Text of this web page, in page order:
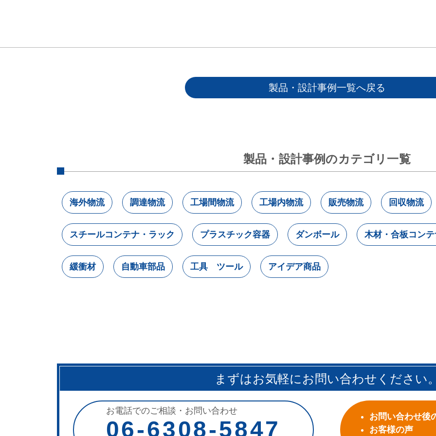
製品・設計事例一覧へ戻る
製品・設計事例のカテゴリ一覧
海外物流 調達物流 工場間物流 工場内物流 販売物流 回収物流
スチールコンテナ・ラック プラスチック容器 ダンボール 木材・合板コン
緩衝材 自動車部品 工具 ツール アイデア商品
まずはお気軽にお問い合わせください
お電話でのご相談・お問い合わせ
06-6308-5847
お問い合わせ後
お客様の声